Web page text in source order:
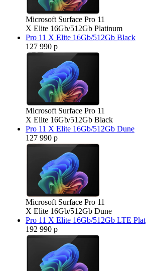
Microsoft Surface Pro 11
X Elite 16Gb/512Gb Platinum
Pro 11 X Elite 16Gb/512Gb Black
127 990 р
Microsoft Surface Pro 11
X Elite 16Gb/512Gb Black
Pro 11 X Elite 16Gb/512Gb Dune
127 990 р
Microsoft Surface Pro 11
X Elite 16Gb/512Gb Dune
Pro 11 X Elite 16Gb/512Gb LTE Plat
192 990 р